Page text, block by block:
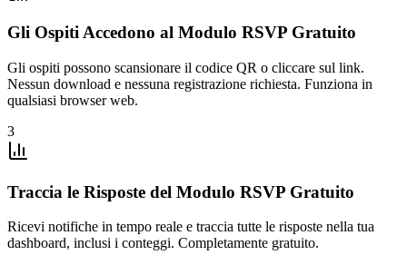
Gli Ospiti Accedono al Modulo RSVP Gratuito
Gli ospiti possono scansionare il codice QR o cliccare sul link.
Nessun download e nessuna registrazione richiesta. Funziona in
qualsiasi browser web.
3
Traccia le Risposte del Modulo RSVP Gratuito
Ricevi notifiche in tempo reale e traccia tutte le risposte nella tua
dashboard, inclusi i conteggi. Completamente gratuito.